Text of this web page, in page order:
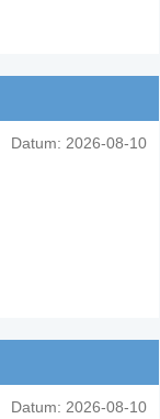
Datum: 2026-08-10
Datum: 2026-08-10